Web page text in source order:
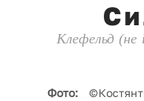
Клефельд (не
Фото: